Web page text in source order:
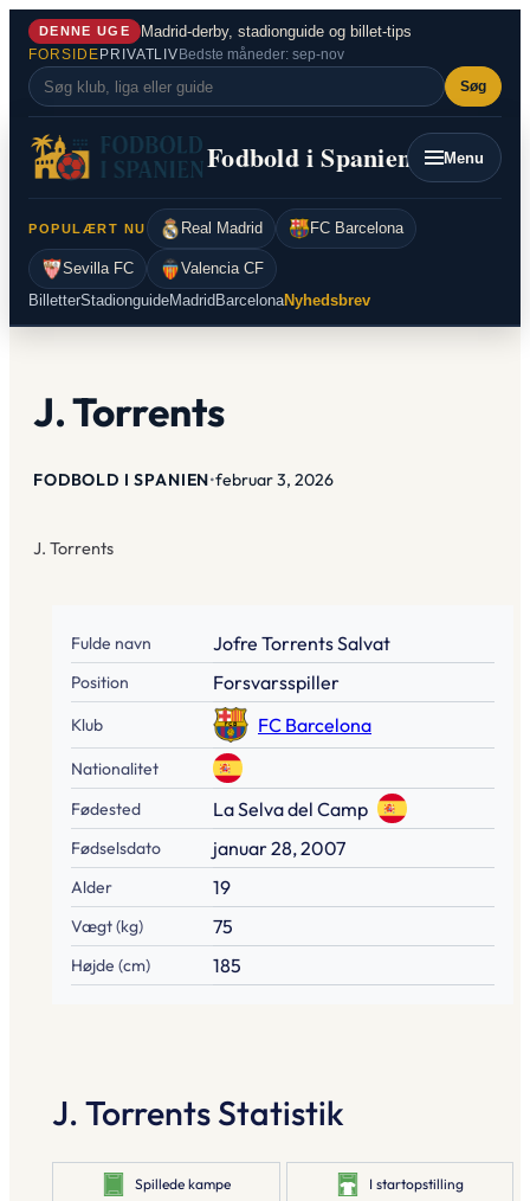
Spring
indhold
DENNE UGE Madrid-derby, stadionguide og billet-tips
FORSIDE PRIVATLIV Bedste måneder: sep-nov
Søg
Fodbold i Spanien Menu
POPULÆRT NU Real Madrid FC Barcelona
Sevilla FC
Valencia CF
BilletterStadionguideMadrid BarcelonaNyhedsbrev
J. Torrents
FODBOLD I SPANIEN•februar 3, 2026
J. Torrents
Fulde navn Jofre Torrents Salvat
Position Forsvarsspiller
Klub FC Barcelona
Nationalitet
Fødested
La Selva del Camp
Fødselsdato januar 28, 2007
Alder 19
Vægt (kg) 75
Højde (cm) 185
J. Torrents Statistik
Spillede kampe I startopstilling